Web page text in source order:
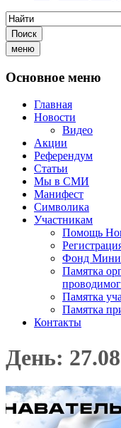
Поиск
меню
Основное меню
Главная
Новости
Видео
Акции
Референдум
Статьи
Мы в СМИ
Манифест
Символика
Участникам
Помощь
Фонд
Памятка
Памятка
Памятка
Контакты
День: